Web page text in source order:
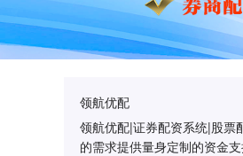
领航优配
领航优配|证券配资系统|股票
的需求提供量身定制的资金